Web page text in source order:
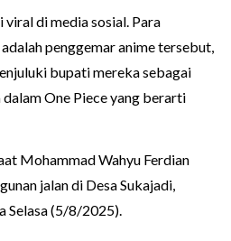
di media sosial. Para
penggemar anime tersebut,
bupati mereka sebagai
One Piece yang berarti
Mohammad Wahyu Ferdian
jalan di Desa Sukajadi,
Selasa (5/8/2025).